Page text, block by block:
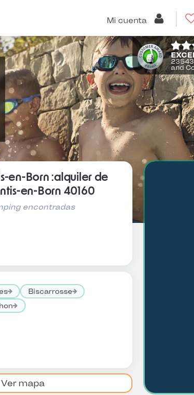
Mi cuenta
and
en-Born :alquiler de
en-Born 40160
encontradas
Biscarrosse
Ver mapa